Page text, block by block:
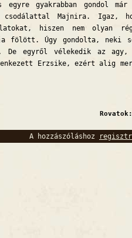
gyakrabban gondol már
csodálattal Majnira. Igaz,
hiszen nem olyan
fölött. Úgy gondolta, neki
De egyről vélekedik az agy,
Erzsike, ezért alig
A hozzászóláshoz